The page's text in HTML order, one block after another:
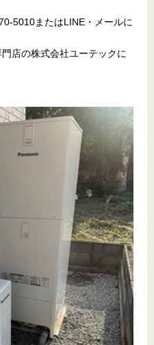
5010またはLINE・メールに
店の株式会社ユーテックに